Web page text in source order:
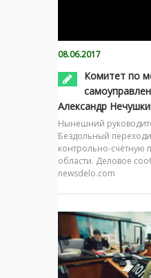
08.06.2017
Комитет по
Александр
Нынешний
Бездольный
контрольно-счётную
области. Деловое
newsdelo.com